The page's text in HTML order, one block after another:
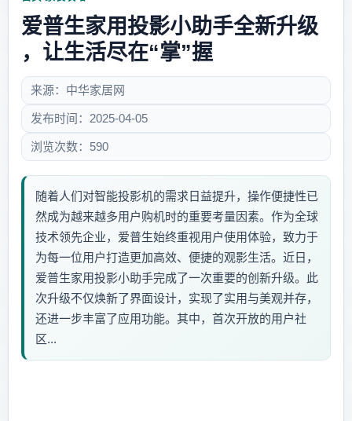
爱普生家用投影小助手全新升级
，让生活尽在“掌”握
来源：中华家居网
发布时间：2025-04-05
浏览次数：590
随着人们对智能投影机的需求日益提升，操作便捷性已
然成为越来越多用户购机时的重要考量因素。作为全球
技术领先企业，爱普生始终重视用户使用体验，致力于
为每一位用户打造更加高效、便捷的观影生活。近日，
爱普生家用投影小助手完成了一次重要的创新升级。此
次升级不仅焕新了界面设计，实现了实用与美观并存，
还进一步丰富了应用功能。其中，首次开放的用户社
区...